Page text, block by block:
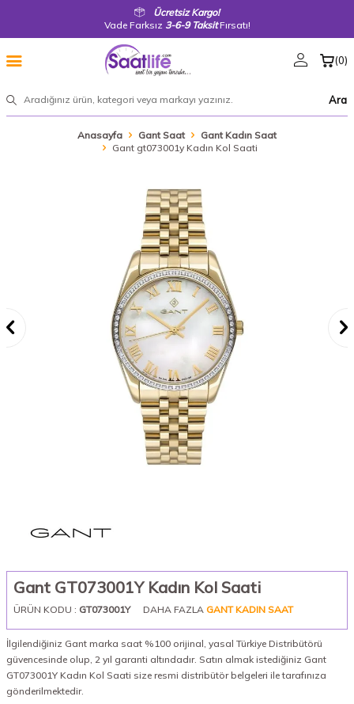
Ücretsiz Kargo!
Vade Farksız 3-6-9 TaksitFırsatı!
Ara
(0)
Anasayfa Gant Saat
Gant Kadın Saat
Gant gt073001y Kadın Kol Saati
Gant GT073001Y Kadın Kol Saati
ÜRÜN KODU : GT073001Y DAHA FAZLA GANT KADIN SAAT
İlgilendiğiniz Gant marka saat %100 orijinal, yasal Türkiye Distribütörü
güvencesinde olup, 2 yıl garanti altındadır. Satın almak istediğiniz Gant
GT073001Y Kadın Kol Saati size resmi distribütör belgeleri ile tarafınıza
gönderilmektedir.